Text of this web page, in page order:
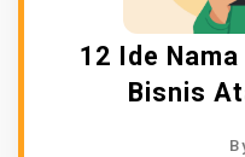
12 Ide
Bisnis